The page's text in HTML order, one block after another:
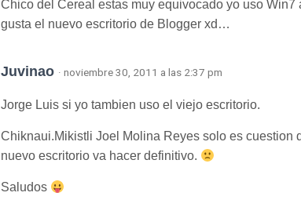
Chico del Cereal estas muy equivocado yo uso Win7
gusta el nuevo escritorio de Blogger xd…
Juvinao · noviembre 30, 2011 a las 2:37 pm
Jorge Luis si yo tambien uso el viejo escritorio.
Chiknaui.Mikistli Joel Molina Reyes solo es cuestion
nuevo escritorio va hacer definitivo.
Saludos